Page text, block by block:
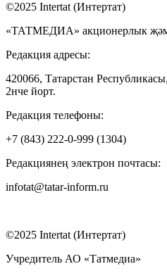
©2025 Intertat (Интертат)
«ТАТМЕДИА» акционерлык
Редакция адресы:
420066, Татарстан
2нче йорт.
Редакция телефоны:
+7 (843) 222-0-999 (1304)
Редакциянең электрон почтасы:
infotat@tatar-inform.ru
©2025 Intertat (Интертат)
Учредитель АО «Татмедиа»